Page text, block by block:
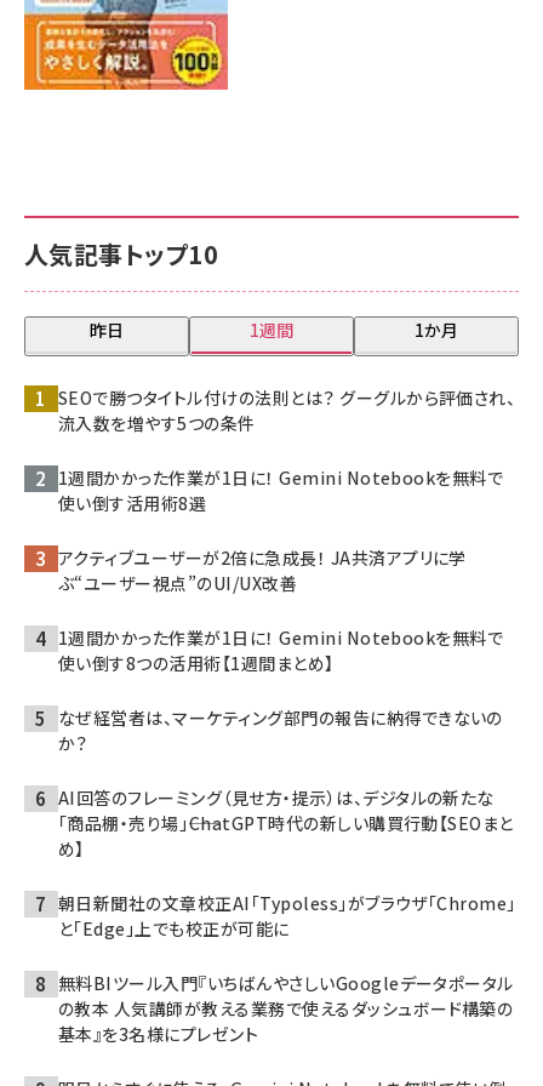
人気記事トップ10
昨日 1週間 1か月
SEOで勝つタイトル付けの法則とは？ グーグルから評価され、
流入数を増やす5つの条件
1週間かかった作業が1日に！ Gemini Notebookを無料で
使い倒す活用術8選
アクティブユーザーが2倍に急成長！ JA共済アプリに学
ぶ“ユーザー視点”のUI/UX改善
1週間かかった作業が1日に！ Gemini Notebookを無料で
使い倒す8つの活用術【1週間まとめ】
なぜ経営者は、マーケティング部門の報告に納得できないの
か？
AI回答のフレーミング（見せ方・提示）は、デジタルの新たな
「商品棚・売り場」――ChatGPT時代の新しい購買行動【SEOまと
め】
朝日新聞社の文章校正AI「Typoless」がブラウザ「Chrome」
と「Edge」上でも校正が可能に
無料BIツール入門『いちばんやさしいGoogleデータポータル
の教本 人気講師が教える業務で使えるダッシュボード構築の
基本』を3名様にプレゼント